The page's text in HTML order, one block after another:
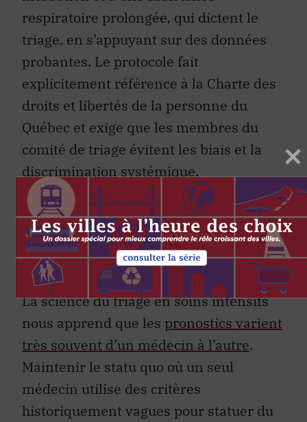
respiratoire prolongée, qui dictent le
triage, en s’appuyant sur des données
probantes. Le protocole fait
explicitement référence à la Charte des
droits et libertés de la personne du
Québec et exige que les membres du
comité de triage évitent les biais et la
discrimination systémique.
Une évaluation individualisée peut
permettre à une personne handicapée
« d’échapper » aux statistiques qui ont
un effet discriminatoire : faux
La science du triage en soins intensifs
nous apprend que les pronostics varient
très souvent d’un médecin à l’autre.
Maintenir le statu quo où un seul
médecin utilise des critères
historiquement vagues pour statuer du